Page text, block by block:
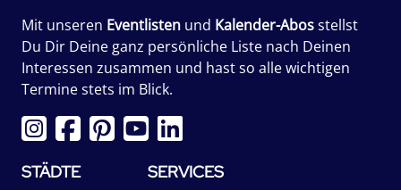
Mit unseren Eventlisten und Kalender-Abosstellst
Du Dir Deine ganz persönliche Liste nach Deinen
Interessen zusammen und hast so alle wichtigen
Termine stets im Blick.
STÄDTE SERVICES